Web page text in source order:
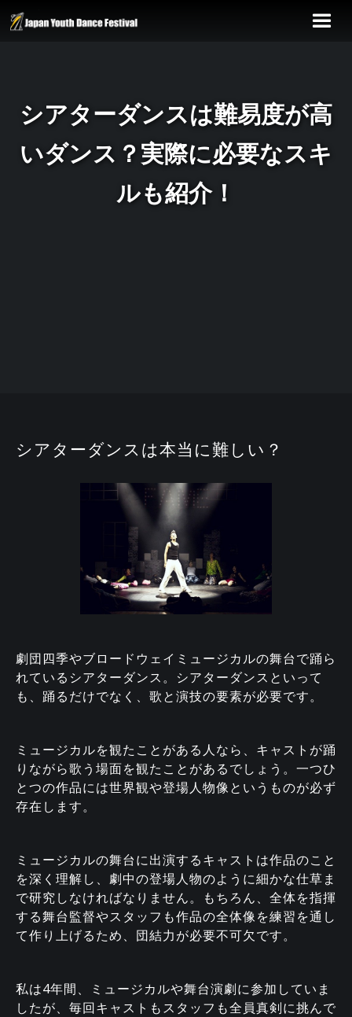
シアターダンスは難易度が高
いダンス？実際に必要なスキ
ルも紹介！
シアターダンスは本当に難しい？
劇団四季やブロードウェイミュージカルの舞台で踊ら
れているシアターダンス。シアターダンスといって
も、踊るだけでなく、歌と演技の要素が必要です。
ミュージカルを観たことがある人なら、キャストが踊
りながら歌う場面を観たことがあるでしょう。一つひ
とつの作品には世界観や登場人物像というものが必ず
存在します。
ミュージカルの舞台に出演するキャストは作品のこと
を深く理解し、劇中の登場人物のように細かな仕草ま
で研究しなければなりません。もちろん、全体を指揮
する舞台監督やスタッフも作品の全体像を練習を通し
て作り上げるため、団結力が必要不可欠です。
私は4年間、ミュージカルや舞台演劇に参加していま
したが、毎回キャストもスタッフも全員真剣に挑んで